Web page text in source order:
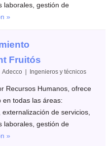
laborales, gestión de
»
Fruitós
| Ingenieros y técnicos
Recursos Humanos, ofrece
en todas las áreas:
de servicios,
laborales, gestión de
»